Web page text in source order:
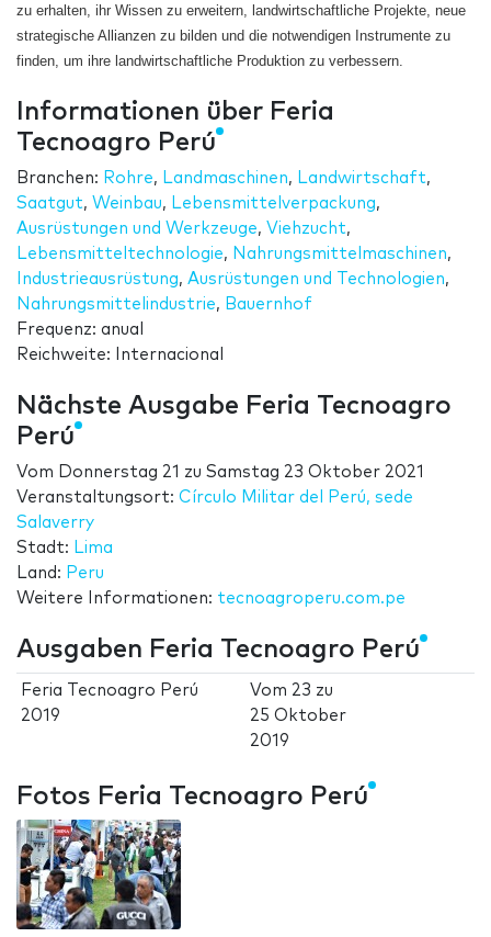
zu erhalten, ihr Wissen zu erweitern, landwirtschaftliche Projekte, neue
strategische Allianzen zu bilden und die notwendigen Instrumente zu
finden, um ihre landwirtschaftliche Produktion zu verbessern.
Informationen über Feria
Tecnoagro Perú
Branchen: Rohre, Landmaschinen, Landwirtschaft,
Saatgut, Weinbau, Lebensmittelverpackung,
Ausrüstungen und Werkzeuge, Viehzucht,
Lebensmitteltechnologie, Nahrungsmittelmaschinen,
Industrieausrüstung, Ausrüstungen und Technologien,
Nahrungsmittelindustrie, Bauernhof
Frequenz: anual
Reichweite: Internacional
Nächste Ausgabe Feria Tecnoagro
Perú
Vom Donnerstag 21 zu Samstag 23 Oktober 2021
Veranstaltungsort: Círculo Militar del Perú, sede
Salaverry
Stadt: Lima
Land: Peru
Weitere Informationen: tecnoagroperu.com.pe
Ausgaben Feria Tecnoagro Perú
Feria Tecnoagro Perú
2019
Vom 23 zu
25 Oktober
2019
Fotos Feria Tecnoagro Perú